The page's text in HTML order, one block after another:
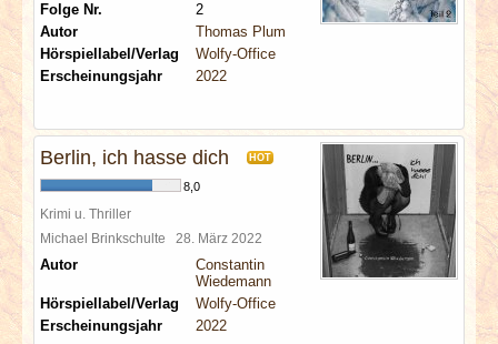
Folge Nr.
2
Autor
Thomas Plum
Hörspiellabel/Verlag
Wolfy-Office
Erscheinungsjahr
2022
Berlin, ich hasse dich HOT
8,0
Krimi u. Thriller
Michael Brinkschulte 28. März 2022
Autor
Constantin
Wiedemann
Hörspiellabel/Verlag
Wolfy-Office
Erscheinungsjahr
2022